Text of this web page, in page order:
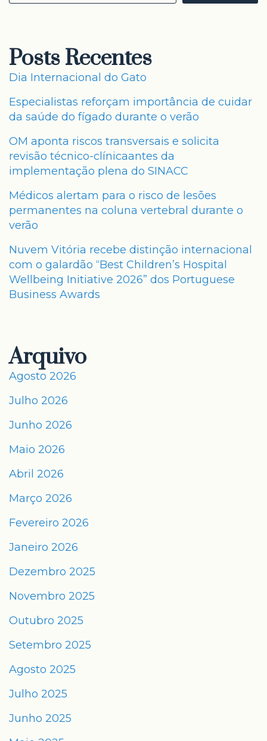
Posts Recentes
Dia Internacional do Gato
Especialistas reforçam importância de cuidar
da saúde do fígado durante o verão
OM aponta riscos transversais e solicita
revisão técnico-clínicaantes da
implementação plena do SINACC
Médicos alertam para o risco de lesões
permanentes na coluna vertebral durante o
verão
Nuvem Vitória recebe distinção internacional
com o galardão “Best Children’s Hospital
Wellbeing Initiative 2026” dos Portuguese
Business Awards
Arquivo
Agosto 2026
Julho 2026
Junho 2026
Maio 2026
Abril 2026
Março 2026
Fevereiro 2026
Janeiro 2026
Dezembro 2025
Novembro 2025
Outubro 2025
Setembro 2025
Agosto 2025
Julho 2025
Junho 2025